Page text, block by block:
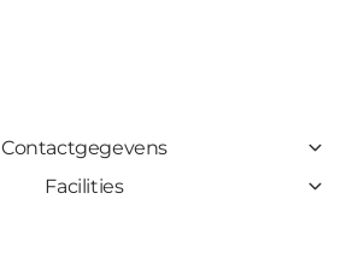
Contactgegevens
Facilities